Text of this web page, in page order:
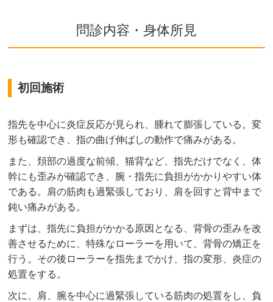
問診内容・身体所見
初回施術
指先を中心に炎症反応が見られ、腫れて膨張している。変
形も確認でき、指の曲げ伸ばしの動作で痛みがある。
また、頚部の過度な前傾、猫背など、指先だけでなく、体
幹にも歪みが確認でき、腕・指先に負担がかかりやすい体
である。肩の筋肉も過緊張しており、肩を回すと背中まで
鈍い痛みがある。
まずは、指先に負担がかかる原因となる、背骨の歪みを改
善させるために、特殊なローラーを用いて、背骨の矯正を
行う。その後ローラーを指先までかけ、指の変形、炎症の
処置をする。
次に、肩、腕を中心に過緊張している筋肉の処置をし、負